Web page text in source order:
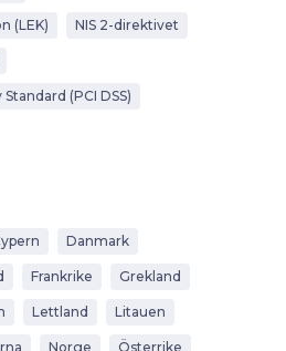
(LEK) NIS 2-direktivet
(PCI DSS)
Danmark
Frankrike Grekland
Lettland Litauen
Norge Österrike